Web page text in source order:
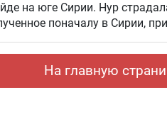
на юге Сирии. Нур
поначалу в Сирии,
«Шибу» в рамках
На главную